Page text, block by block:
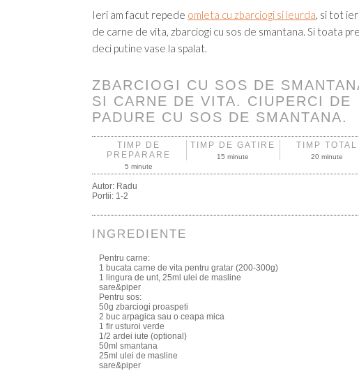
Ieri am facut repede omleta cu zbarciogi si leurda, si tot
de carne de vita, zbarciogi cu sos de smantana. Si toata
deci putine vase la spalat.
ZBARCIOGI CU SOS DE
SI CARNE DE VITA. CIUPERCI DE
PADURE CU SOS DE SMANTANA.
TIMP DE
PREPARARE
5 minute
TIMP DE GATIRE
15 minute
TIMP TOTAL
20 minute
Autor: Radu
Portii: 1-2
INGREDIENTE
Pentru carne:
1 bucata carne de vita pentru gratar (200-300g)
1 lingura de unt, 25ml ulei de masline
sare&piper
Pentru sos:
50g zbarciogi proaspeti
2 buc arpagica sau o ceapa mica
1 fir usturoi verde
1/2 ardei iute (optional)
50ml smantana
25ml ulei de masline
sare&piper